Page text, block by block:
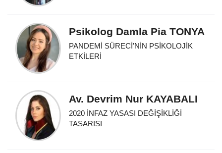
Psikolog Damla Pia TONYA
PANDEMİ SÜRECİ'NİN PSİKOLOJİK
ETKİLERİ
Av. Devrim Nur KAYABALI
2020 İNFAZ YASASI DEĞİŞİKLİĞİ
TASARISI